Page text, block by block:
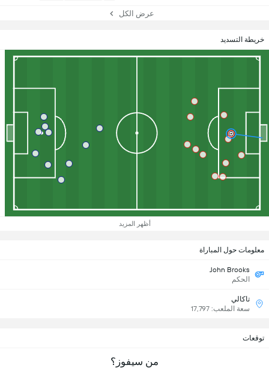
عرض الكل
خريطة التسديد
أظهر المزيد
معلومات حول المباراة
John Brooks
الحكم
تاكالي
سعة الملعب: 17,797
توقعات
من سيفوز؟